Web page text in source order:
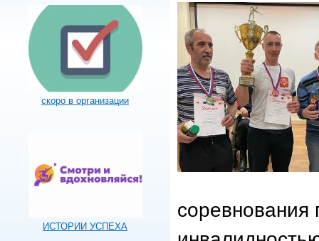
скоро в организации
ИСТОРИИ УСПЕХА
соревнования